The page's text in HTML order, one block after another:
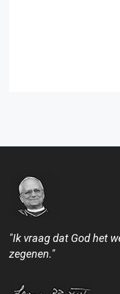
"Ik vraag dat God het
zegenen."